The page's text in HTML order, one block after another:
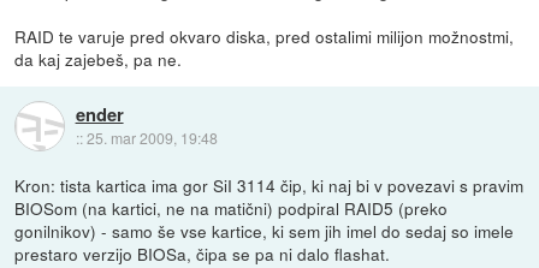
RAID te varuje pred okvaro diska, pred ostalimi milijon možnostmi,
da kaj zajebeš, pa ne.
ender
::25. mar 2009, 19:48
Kron: tista kartica ima gor SiI 3114 čip, ki naj bi v povezavi s pravim
BIOSom (na kartici, ne na matični) podpiral RAID5 (preko
gonilnikov) - samo še vse kartice, ki sem jih imel do sedaj so imele
prestaro verzijo BIOSa, čipa se pa ni dalo flashat.